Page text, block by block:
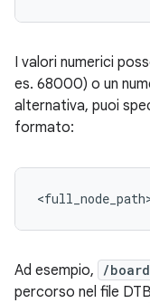
I valori numerici
es. 68000) o un
alternativa, puoi
formato:
Ad esempio, /
percorso nel file